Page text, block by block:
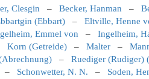
Clesgin – Becker, Hanman –
(Ebbart) – Eltville, Henne
Emmel von – Ingelheim,
Korn (Getreide) – Malter –
– Ruediger (Rudiger)
– Schonwetter, N. N. – Soden,